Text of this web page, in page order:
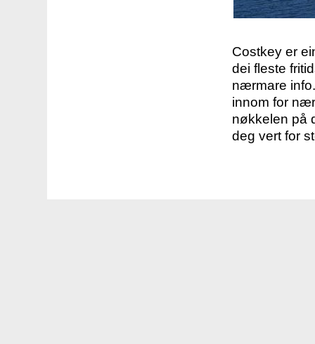
Costkey er
dei fleste
nærmare
innom for
nøkkelen på
deg vert for